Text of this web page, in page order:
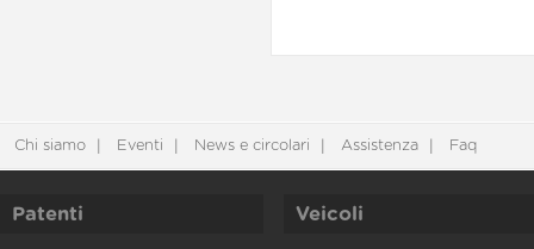
Chi siamo Eventi News e circolari Assistenza Faq
Patenti Veicoli